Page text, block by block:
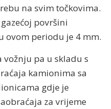
na svim točkovima.
površini
ovom periodu je 4 mm.
vožnju pa u skladu s
kamionima sa
gdje je
za vrijeme